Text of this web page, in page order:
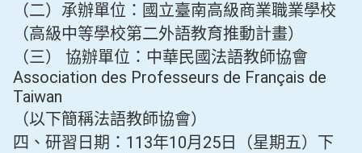
（二）承辦單位：國立臺南高級商業職業學校
（高級中等學校第二外語教育推動計畫）
（三） 協辦單位：中華民國法語教師協會
Association des Professeurs de Français de
Taiwan
（以下簡稱法語教師協會）
四、研習日期：113年10月25日（星期五）下